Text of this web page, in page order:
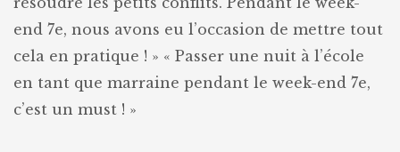
end 7e, nous avons eu l’occasion de mettre tout
cela en pratique ! » « Passer une nuit à l’école
en tant que marraine pendant le week-end 7e,
c’est un must ! »